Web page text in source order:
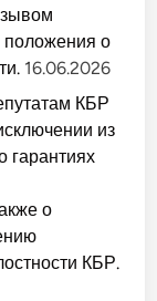
положения о
16.06.2026
КБР
из
гарантиях
о
КБР.